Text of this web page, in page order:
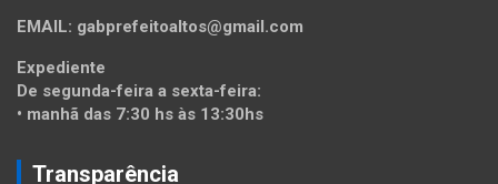
EMAIL: gabprefeitoaltos@gmail.com
Expediente
De segunda-feira a sexta-feira:
• manhã das 7:30 hs às 13:30hs
Transparência